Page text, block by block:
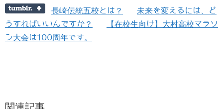
長崎伝統五校とは？
未来を変えるには、ど
うすればいいんですか？
【在校生向け】大村高校マラソ
ン大会は100周年です。